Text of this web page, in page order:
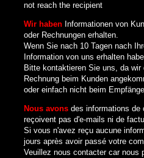
not reach the recipient
Wir haben Informationen von
oder Rechnungen erhalten.
Wenn Sie nach 10 Tagen nach
Information von uns erhalten
Bitte kontaktieren Sie uns, da
Rechnung beim Kunden
oder einfach nicht beim
Nous avons des informations de
reçoivent pas d'e-mails ni de
Si vous n'avez reçu aucune
jours après avoir passé votre
Veuillez nous contacter car nous